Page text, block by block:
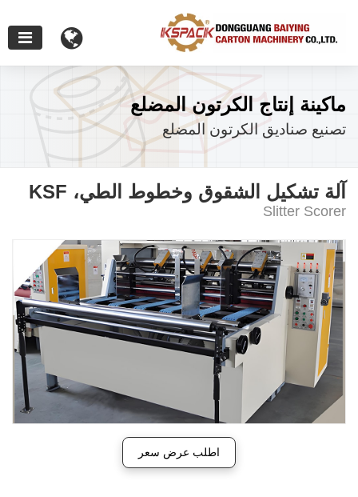
ماكينة إنتاج الكرتون المضلع
تصنيع صناديق الكرتون المضلع
آلة تشكيل الشقوق وخطوط الطي، KSF
Slitter Scorer
اطلب عرض سعر